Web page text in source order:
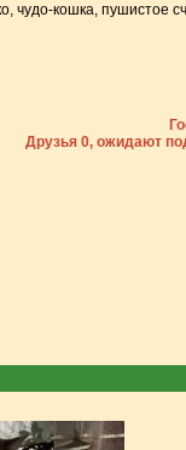
чудо-кошка, пушистое
Друзья 0, ожидают